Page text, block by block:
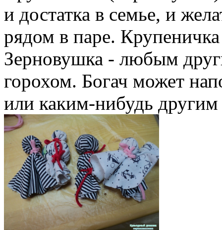
и достатка в семье, и
рядом в паре.
Зерновушка - любым
горохом. Богач может
или каким-нибудь